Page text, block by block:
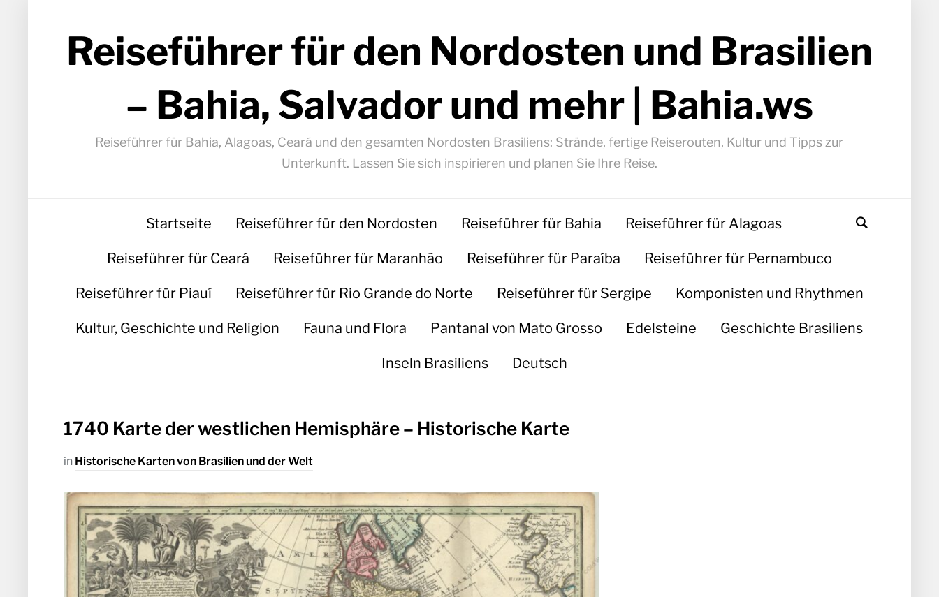
Reiseführer für den Nordosten und Brasilien
– Bahia, Salvador und mehr | Bahia.ws
Reiseführer für Bahia, Alagoas, Ceará und den gesamten Nordosten Brasiliens: Strände, fertige Reiserouten, Kultur und Tipps zur
Unterkunft. Lassen Sie sich inspirieren und planen Sie Ihre Reise.
Startseite Reiseführer für den Nordosten Reiseführer für Bahia Reiseführer für Alagoas
Reiseführer für Ceará Reiseführer für Maranhão Reiseführer für Paraíba Reiseführer für Pernambuco
Reiseführer für Piauí Reiseführer für Rio Grande do Norte Reiseführer für Sergipe Komponisten und Rhythmen
Kultur, Geschichte und Religion Fauna und Flora Pantanal von Mato Grosso Edelsteine Geschichte Brasiliens
Inseln Brasiliens Deutsch
1740 Karte der westlichen Hemisphäre – Historische Karte
in Historische Karten von Brasilien und der Welt